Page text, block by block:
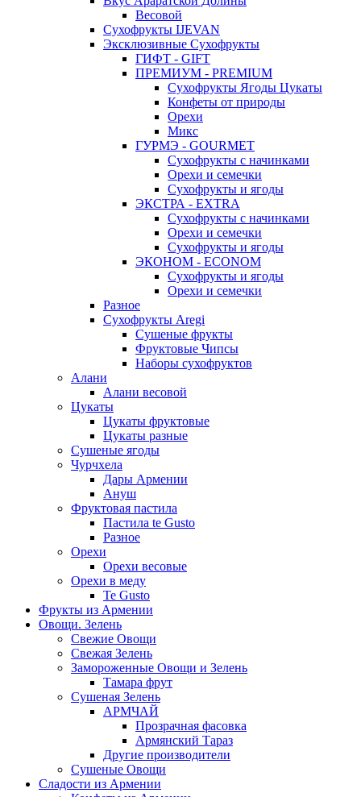
Весовой
Сухофрукты IJEVAN
Эксклюзивные Сухофрукты
ГИФТ - GIFT
ПРЕМИУМ - PREMIUM
Сухофрукты Ягоды Цукаты
Конфеты от природы
Орехи
Микс
ГУРМЭ - GOURMET
Сухофрукты с начинками
Орехи и семечки
Сухофрукты и ягоды
ЭКСТРА - EXTRA
Сухофрукты с начинками
Орехи и семечки
Сухофрукты и ягоды
ЭКОНОМ - ECONOM
Сухофрукты и ягоды
Орехи и семечки
Разное
Сухофрукты Aregi
Сушеные фрукты
Фруктовые Чипсы
Наборы сухофруктов
Алани
Алани весовой
Цукаты
Цукаты фруктовые
Цукаты разные
Сушеные ягоды
Чурчхела
Дары Армении
Ануш
Фруктовая пастила
Пастила te Gusto
Разное
Орехи
Орехи весовые
Орехи в меду
Te Gusto
Фрукты из Армении
Овощи. Зелень
Свежие Овощи
Свежая Зелень
Замороженные Овощи и Зелень
Тамара фрут
Сушеная Зелень
АРМЧАЙ
Прозрачная фасовка
Армянский Тараз
Другие производители
Сушеные Овощи
Сладости из Армении